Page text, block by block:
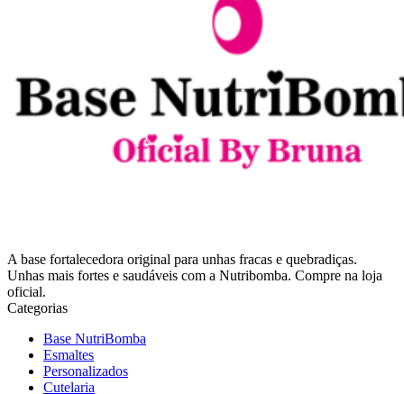
A base fortalecedora original para unhas fracas e quebradiças.
Unhas mais fortes e saudáveis com a Nutribomba. Compre na loja
oficial.
Categorias
Base NutriBomba
Esmaltes
Personalizados
Cutelaria